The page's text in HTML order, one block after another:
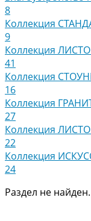
8
Коллекция
9
Коллекция
41
Коллекция
16
Коллекция
27
Коллекция
22
Коллекция
24
Раздел не найден.